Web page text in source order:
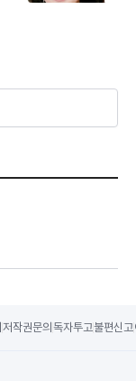
저작권문의 독자투고불편신고